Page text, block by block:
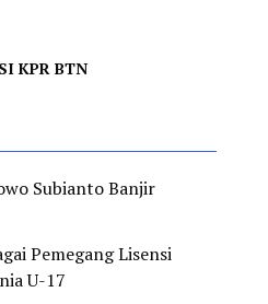
KPR BTN
Subianto Banjir
Pemegang Lisensi
U-17